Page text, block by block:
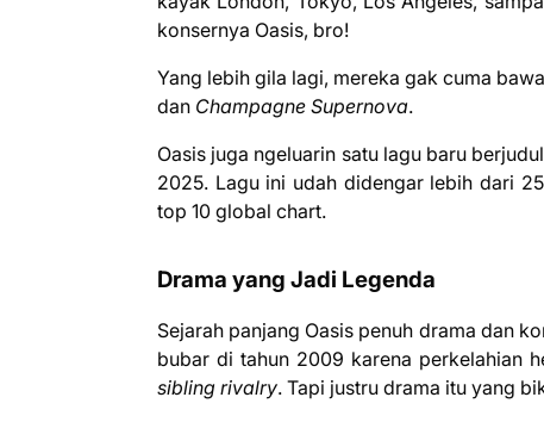
konsernya Oasis, bro!
Yang lebih gila lagi, mereka gak cuma
dan Champagne Supernova.
Oasis juga ngeluarin satu lagu baru berjudul
2025. Lagu ini udah didengar lebih dari
top 10 global chart.
Drama yang Jadi Legenda
Sejarah panjang Oasis penuh drama dan
bubar di tahun 2009 karena perkelahian
sibling rivalry. Tapi justru drama itu yang